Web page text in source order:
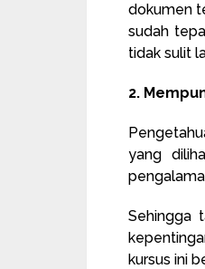
dokumen
sudah
tidak sulit
2.
yang
Sehingga
kursus ini